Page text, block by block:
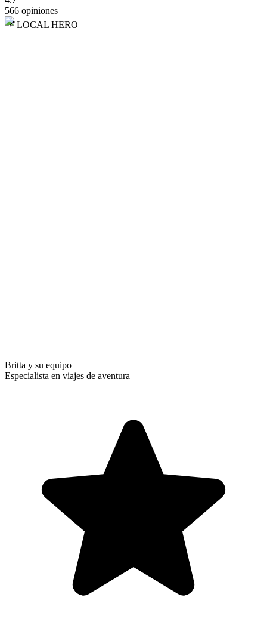
566 opiniones
LOCAL HERO
Britta y su equipo
Especialista en viajes de aventura